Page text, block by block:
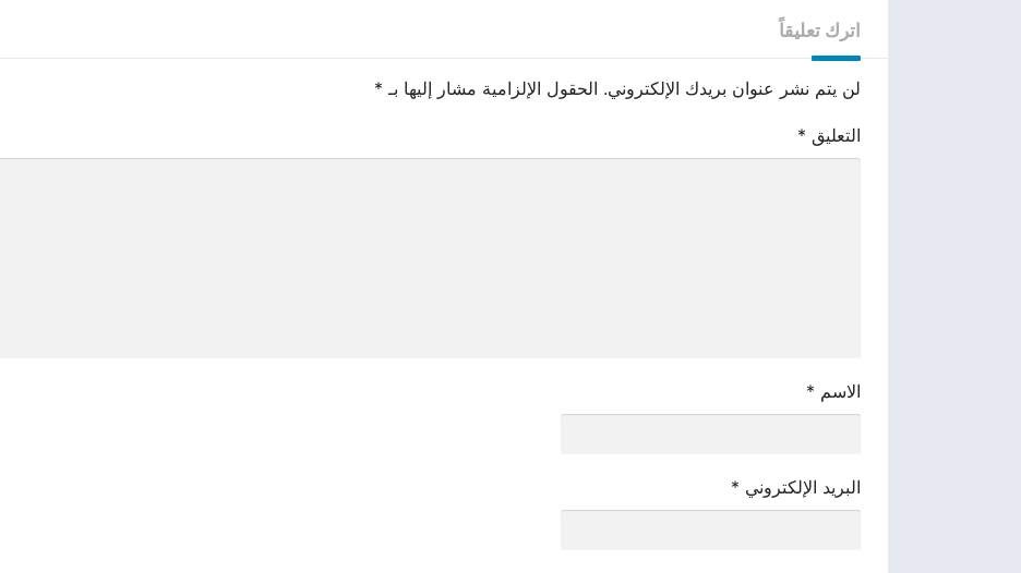
اترك تعليقاً
لن يتم نشر عنوان بريدك الإلكتروني. الحقول الإلزامية مشار إليها بـ *
التعليق *
الاسم *
البريد الإلكتروني *